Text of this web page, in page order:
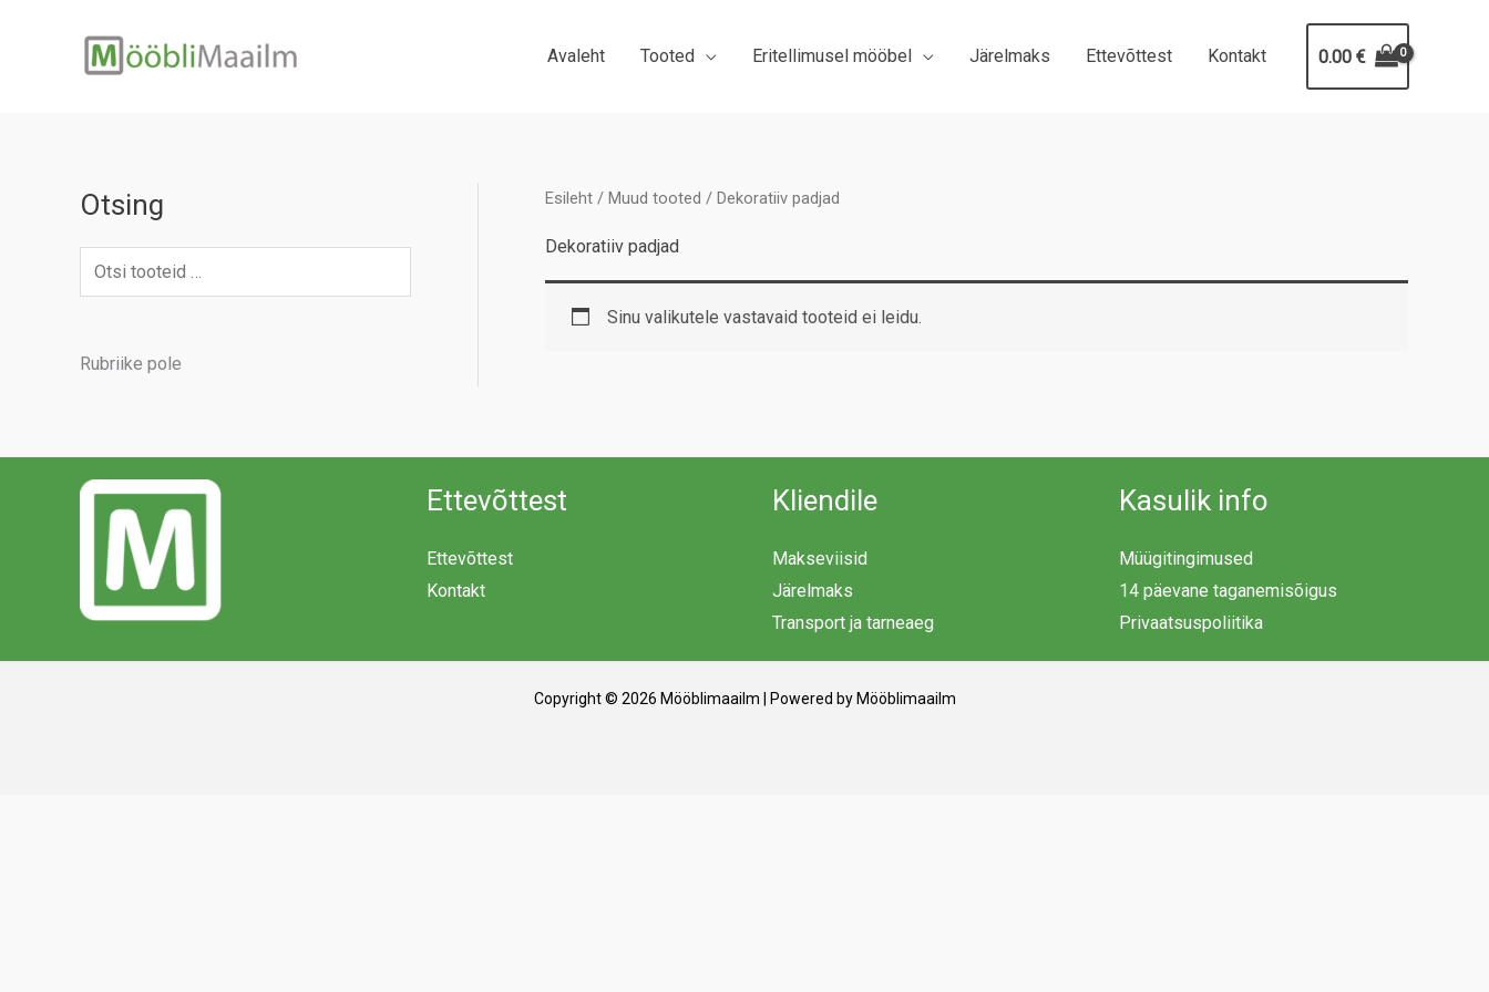
Avaleht Tooted Eritellimusel mööbel Järelmaks Ettevõttest Kontakt 0.00 €
Otsing
Rubriike pole
Esileht / Muud tooted / Dekoratiiv padjad
Dekoratiiv padjad
Sinu valikutele vastavaid tooteid ei leidu.
Ettevõttest
Ettevõttest
Kontakt
Kliendile
Makseviisid
Järelmaks
Transport ja tarneaeg
Kasulik info
Müügitingimused
14 päevane taganemisõigus
Privaatsuspoliitika
Copyright © 2026 Mööblimaailm | Powered by Mööblimaailm